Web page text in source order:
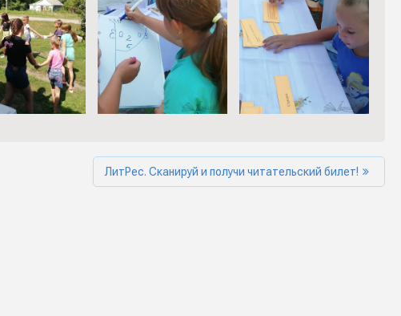
ЛитРес. Сканируй и получи читательский билет!